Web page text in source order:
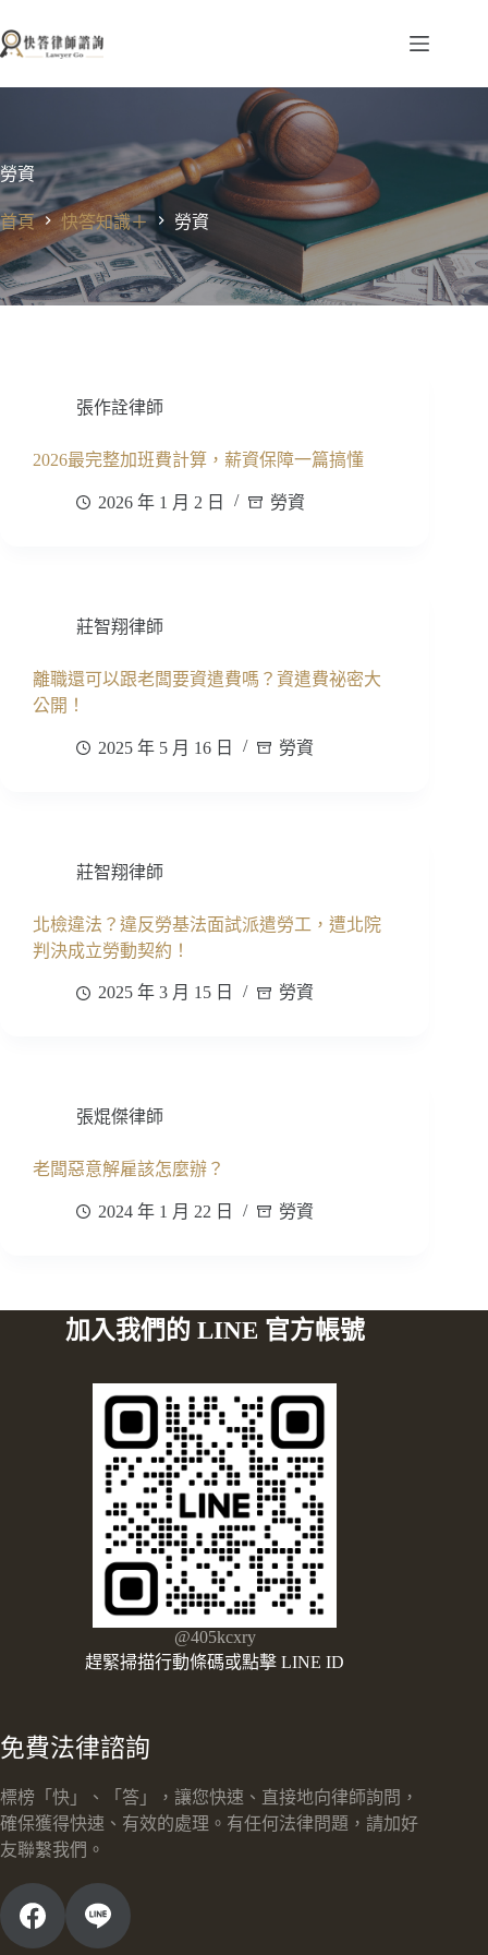
至
要
勞資
首頁 快答知識＋ 勞資
張作詮律師
2026最完整加班費計算，薪資保障一篇搞懂
2026 年 1 月 2 日 勞資
莊智翔律師
離職還可以跟老闆要資遣費嗎？資遣費祕密大
公開！
2025 年 5 月 16 日 勞資
莊智翔律師
北檢違法？違反勞基法面試派遣勞工，遭北院
判決成立勞動契約！
2025 年 3 月 15 日 勞資
張焜傑律師
老闆惡意解雇該怎麼辦？
2024 年 1 月 22 日 勞資
加入我們的 LINE 官方帳號
@405kcxry
趕緊掃描行動條碼或點擊 LINE ID
免費法律諮詢
標榜「快」、「答」，讓您快速、直接地向律師詢問，
確保獲得快速、有效的處理。有任何法律問題，請加好
友聯繫我們。